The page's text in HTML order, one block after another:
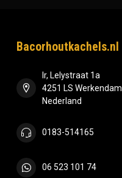
Bacorhoutkachels.nl
Ir, Lelystraat 1a
4251 LS Werkendam
Nederland
0183-514165
06 523 101 74